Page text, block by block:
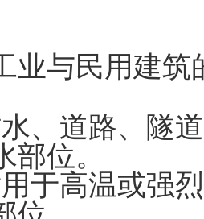
业与民用建筑
、道路、隧
部位。
于高温或强